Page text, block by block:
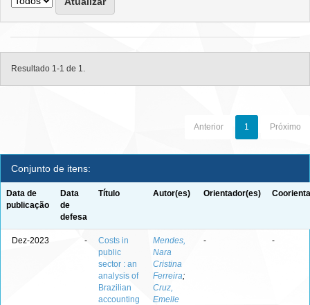
Resultado 1-1 de 1.
Anterior 1 Próximo
Conjunto de itens:
Data de
publicação
Data
de
defesa
Título Autor(es) Orientador(es)
Dez-2023 -
Costs in
public
sector : an
analysis of
Brazilian
accounting
Mendes,
Nara
Cristina
Ferreira;
Cruz,
Emelle
- -